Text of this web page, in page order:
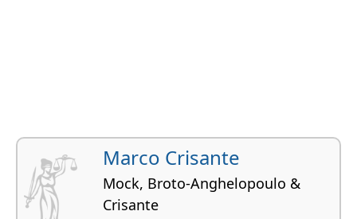
Marco Crisante
Mock, Broto-Anghelopoulo &
Crisante